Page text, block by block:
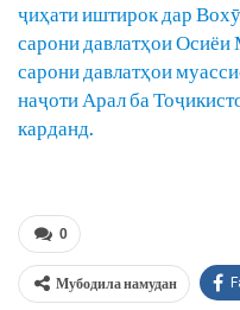
ҷиҳати иштирок дар
сарони давлатҳои
сарони давлатҳои
наҷоти Арал ба
карданд.
0
Мубодила намудан